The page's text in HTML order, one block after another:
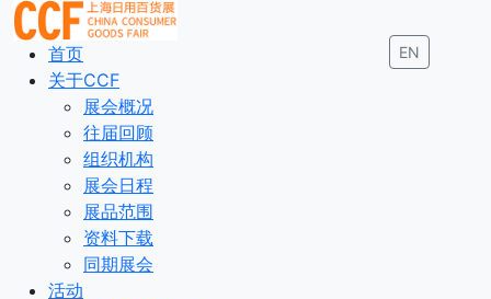
EN
首页
关于CCF
展会概况
往届回顾
组织机构
展会日程
展品范围
资料下载
同期展会
活动